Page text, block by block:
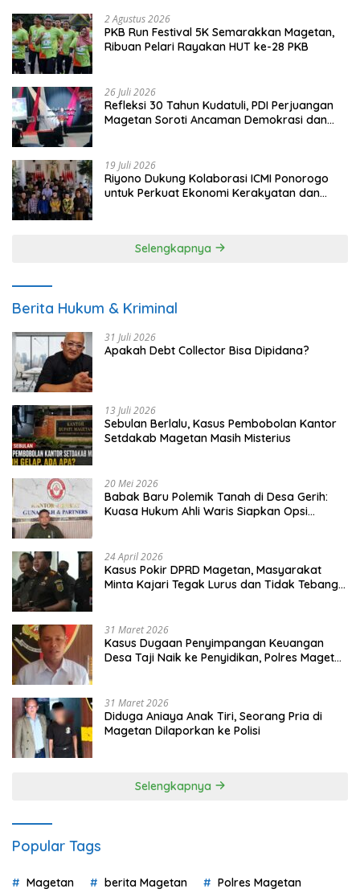
2 Agustus 2026
PKB Run Festival 5K Semarakkan Magetan,
Ribuan Pelari Rayakan HUT ke-28 PKB
26 Juli 2026
Refleksi 30 Tahun Kudatuli, PDI Perjuangan
Magetan Soroti Ancaman Demokrasi dan
19 Juli 2026
Riyono Dukung Kolaborasi ICMI Ponorogo
untuk Perkuat Ekonomi Kerakyatan dan
Selengkapnya
Berita Hukum & Kriminal
31 Juli 2026
Apakah Debt Collector Bisa Dipidana?
13 Juli 2026
Sebulan Berlalu, Kasus Pembobolan Kantor
Setdakab Magetan Masih Misterius
20 Mei 2026
Babak Baru Polemik Tanah di Desa Gerih:
Kuasa Hukum Ahli Waris Siapkan Opsi
24 April 2026
Kasus Pokir DPRD Magetan, Masyarakat
Minta Kajari Tegak Lurus dan Tidak Tebang
31 Maret 2026
Kasus Dugaan Penyimpangan Keuangan
Desa Taji Naik ke Penyidikan, Polres Magetan
31 Maret 2026
Diduga Aniaya Anak Tiri, Seorang Pria di
Magetan Dilaporkan ke Polisi
Selengkapnya
Popular Tags
Magetan berita Magetan Polres Magetan